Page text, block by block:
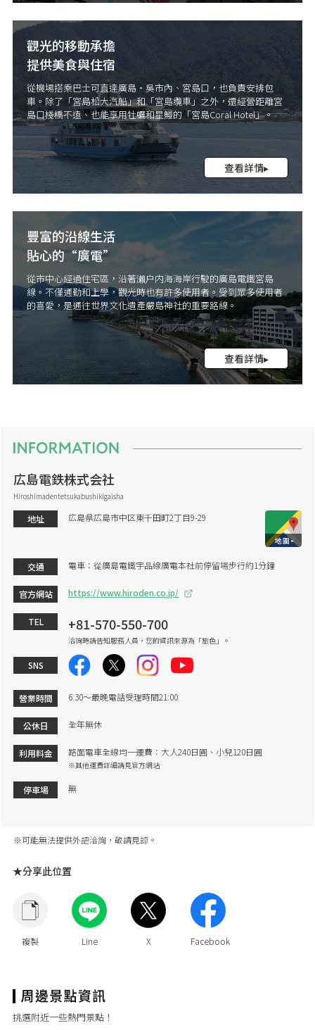
觀光的移動承擔
提供美食與住宿
從機場搭乘巴士可直達廣島・吳市內、宮島口，也負責安排包
車。除了「宮島松大汽船」和「宮島纜車」之外，還經營距離宮
島口棧橋不遠、也能享用牡蠣和星鰻的「宮島Coral Hotel」。
查看詳情▸
豐富的沿線生活
貼心的“廣電”
從市中心經過住宅區，沿著濑户内海海岸行駛的廣島電鐵宮島
線。不僅通勤和上學，觀光時也有許多使用者。受到眾多使用者
的喜愛，是通往世界文化遺產嚴島神社的重要路線。
查看詳情▸
広島電鉄株式会社
Hiroshimadentetsukabushikigaisha
地址 広島県広島市中区東千田町2丁目9-29
交通 電車：從廣島電鐵宇品線廣電本社前停留場步行約1分鐘
官方網站 https://www.hiroden.co.jp/
TEL +81-570-550-700
洽詢時請告知服務人員，您的資訊來源為「旅色」。
SNS
營業時間 6:30～最晚電話受理時間21:00
公休日 全年無休
利用料金 路面電車全線均一運費：大人240日圓、小兒120日圓
※其他運費詳細請見官方網站
停車場 無
※可能無法提供外語洽詢，敬請見諒。
★分享此位置
挑選附近一些熱門景點！